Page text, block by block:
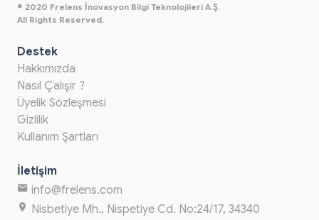
© 2020 Frelens İnovasyon Bilgi Teknolojileri A.Ş.
All Rights Reserved.
Destek
Hakkımızda
Nasıl Çalışır ?
Üyelik Sözleşmesi
Gizlilik
Kullanım Şartları
İletişim
info@frelens.com
Nisbetiye Mh., Nispetiye Cd. No:24/17, 34340